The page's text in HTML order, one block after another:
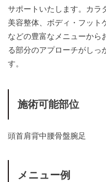
サポートいたします。カラ
美容整体、ボディ・フット
などの豊富なメニューから
る部分のアプローチがしっ
す。
施術可能部位
頭首肩背中腰骨盤腕足
メニュー例